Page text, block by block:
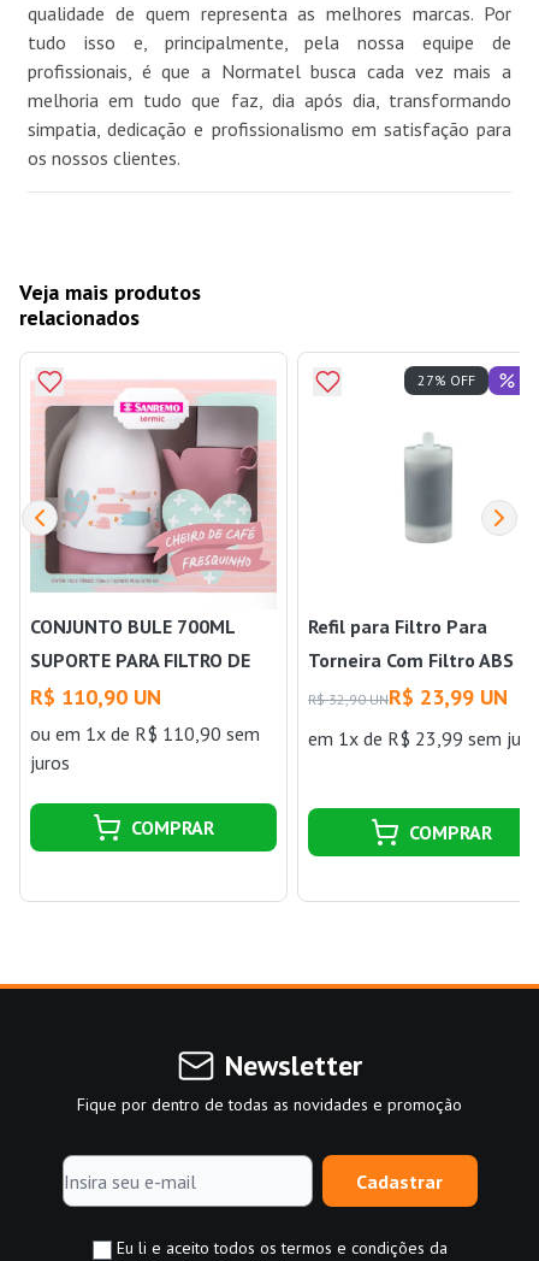
qualidade de quem representa as melhores marcas. Por
tudo isso e, principalmente, pela nossa equipe de
profissionais, é que a Normatel busca cada vez mais a
melhoria em tudo que faz, dia após dia, transformando
simpatia, dedicação e profissionalismo em satisfação para
os nossos clientes.
Veja mais produtos
relacionados
CONJUNTO BULE 700ML
SUPORTE PARA FILTRO DE
CAFÉ ROSA SANREMO
R$ 110,90 UN
ou em 1x de R$ 110,90 sem
juros
COMPRAR
Refil para Filtro Para
Torneira Com Filtro ABS
4003 Sigma
R$ 32,90 UNR$ 23,99 UN
em 1x de R$ 23,99 sem
27% OFF
COMPRAR
Newsletter
Fique por dentro de todas as novidades e promoção
Cadastrar
Eu li e aceito todos os termos e condições da